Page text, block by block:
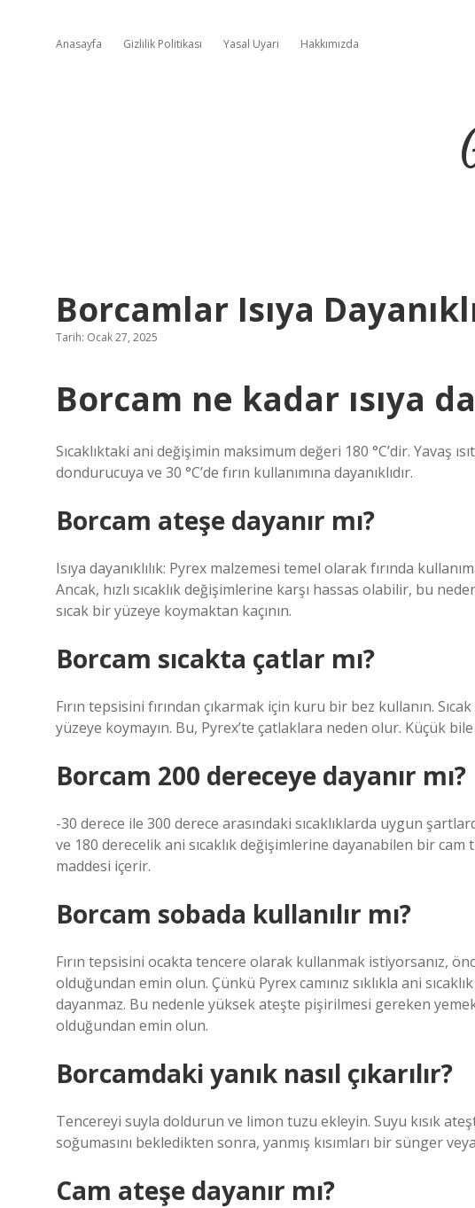
Anasayfa Gizlilik Politikası Yasal Uyarı Hakkımızda
Borcamlar Isıya
Tarih: Ocak 27, 2025
Borcam ne kadar ısıya
Sıcaklıktaki ani değişimin maksimum değeri 180 °C’dir. Yavaş
dondurucuya ve 30 °C’de fırın kullanımına dayanıklıdır.
Borcam ateşe dayanır mı?
Isıya dayanıklılık: Pyrex malzemesi temel olarak fırında
Ancak, hızlı sıcaklık değişimlerine karşı hassas olabilir, bu
sıcak bir yüzeye koymaktan kaçının.
Borcam sıcakta çatlar mı?
Fırın tepsisini fırından çıkarmak için kuru bir bez kullanın.
yüzeye koymayın. Bu, Pyrex’te çatlaklara neden olur. Küçük
Borcam 200 dereceye dayanır mı?
-30 derece ile 300 derece arasındaki sıcaklıklarda uygun
ve 180 derecelik ani sıcaklık değişimlerine dayanabilen bir
maddesi içerir.
Borcam sobada kullanılır mı?
Fırın tepsisini ocakta tencere olarak kullanmak istiyorsanız,
olduğundan emin olun. Çünkü Pyrex camınız sıklıkla ani
dayanmaz. Bu nedenle yüksek ateşte pişirilmesi gereken
olduğundan emin olun.
Borcamdaki yanık nasıl çıkarılır?
Tencereyi suyla doldurun ve limon tuzu ekleyin. Suyu kısık
soğumasını bekledikten sonra, yanmış kısımları bir sünger
Cam ateşe dayanır mı?